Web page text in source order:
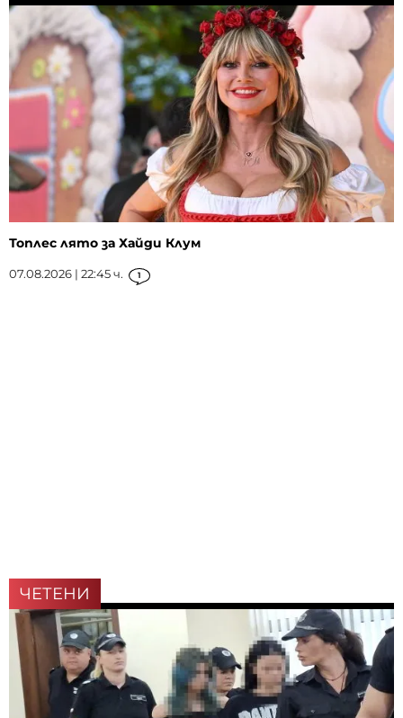
Топлес лято за Хайди Клум
07.08.2026 | 22:45 ч. 1
ЧЕТЕНИ